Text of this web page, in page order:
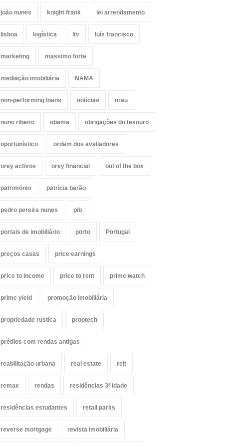
joão nunes knight frank lei arrendamento
lisboa logística ltv luís francisco
marketing massimo forte
mediação imobiliária NAMA
non-performing loans notícias nrau
nuno ribeiro obama obrigações do tesouro
oportunístico ordem dos avaliadores
orey activos orey financial out of the box
património patrícia barão
pedro pereira nunes pib
portais de imobiliário porto Portugal
preços casas price earnings
price to income price to rent prime watch
prime yield promoção imobiliária
propriedade rustica proptech
prédios com rendas antigas
reabilitação urbana real estate reit
remax rendas residências 3ª idade
residências estudantes retail parks
reverse mortgage revista imobiliária